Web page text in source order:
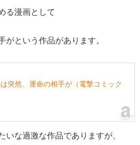
る漫画として
がという作品があります。
突然、運命の相手が（電撃コミック
いな過激な作品でありますが、